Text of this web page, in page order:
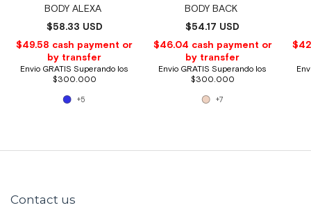
BODY ALEXA
$58.33 USD
+5
BODY BACK
$54.17 USD
+7
Contact us